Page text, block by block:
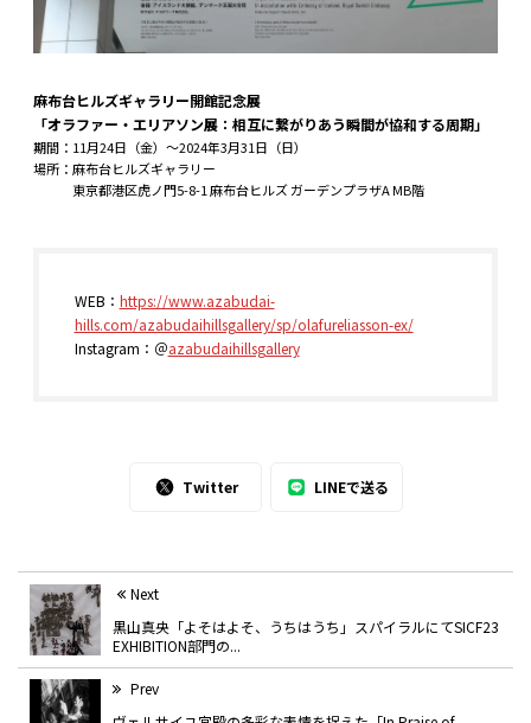
麻布台ヒルズギャラリー開館記念展
「オラファー・エリアソン展：相互に繋がりあう瞬間が協和する周期」
期間：11月24日（金）〜2024年3月31日（日）
場所：麻布台ヒルズギャラリー
東京都港区虎ノ門5-8-1 麻布台ヒルズ ガーデンプラザA MB階
WEB： https://www.azabudai-
hills.com/azabudaihillsgallery/sp/olafureliasson-ex/
Instagram：＠azabudaihillsgallery
Twitter LINEで送る
Next
黒山真央「よそはよそ、うちはうち」スパイラルにてSICF23
EXHIBITION部門の...
Prev